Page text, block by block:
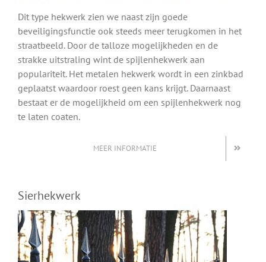
Dit type hekwerk zien we naast zijn goede
beveiligingsfunctie ook steeds meer terugkomen in het
straatbeeld. Door de talloze mogelijkheden en de
strakke uitstraling wint de spijlenhekwerk aan
populariteit. Het metalen hekwerk wordt in een zinkbad
geplaatst waardoor roest geen kans krijgt. Daarnaast
bestaat er de mogelijkheid om een spijlenhekwerk nog
te laten coaten.
MEER INFORMATIE
Sierhekwerk